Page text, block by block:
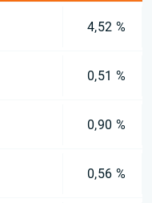
4,52 %
0,51 %
0,90 %
0,56 %